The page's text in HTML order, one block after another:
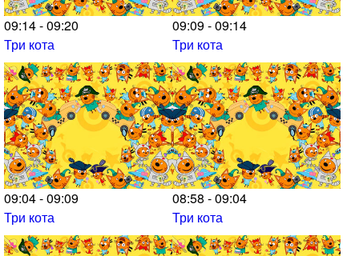
09:14 - 09:20
Три кота
09:09 - 09:14
Три кота
09:04 - 09:09
Три кота
08:58 - 09:04
Три кота